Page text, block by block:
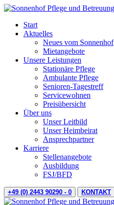
Start
Aktuelles
Neues vom Sonnenhof
Mietangebote
Unsere Leistungen
Stationäre Pflege
Ambulante Pflege
Senioren-Tagestreff
Servicewohnen
Preisübersicht
Über uns
Unser Leitbild
Unser Heimbeirat
Ansprechpartner
Karriere
Stellenangebote
Ausbildung
FSJ/BFD
+49 (0) 2443 90290 - 0 KONTAKT